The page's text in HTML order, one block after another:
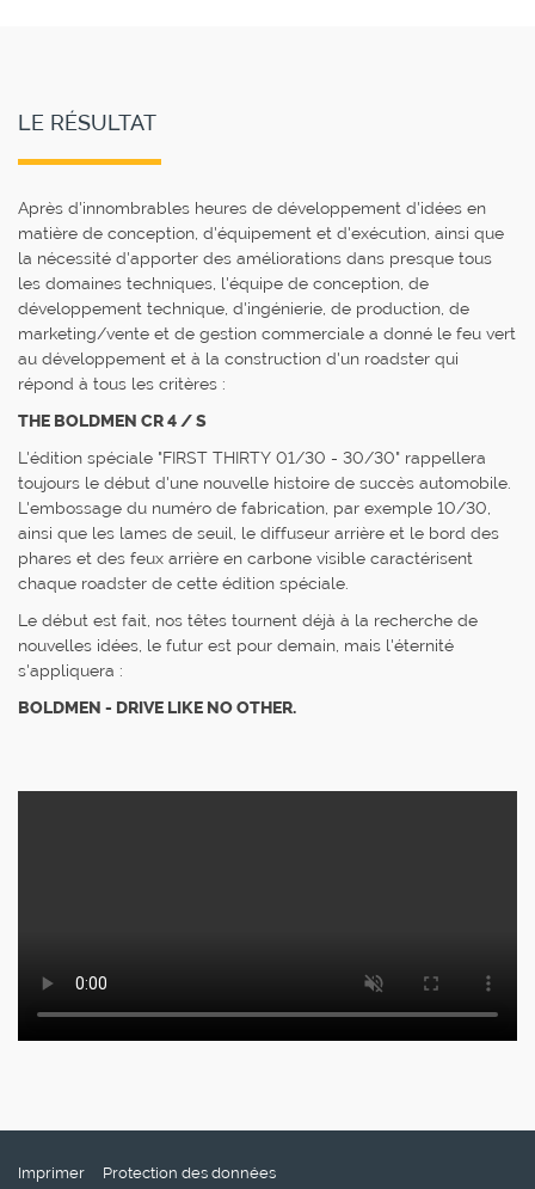
LE RÉSULTAT
Après d'innombrables heures de développement d'idées en
matière de conception, d'équipement et d'exécution, ainsi que
la nécessité d'apporter des améliorations dans presque tous
les domaines techniques, l'équipe de conception, de
développement technique, d'ingénierie, de production, de
marketing/vente et de gestion commerciale a donné le feu vert
au développement et à la construction d'un roadster qui
répond à tous les critères :
THE BOLDMEN CR 4 / S
L'édition spéciale "FIRST THIRTY 01/30 - 30/30" rappellera
toujours le début d'une nouvelle histoire de succès automobile.
L'embossage du numéro de fabrication, par exemple 10/30,
ainsi que les lames de seuil, le diffuseur arrière et le bord des
phares et des feux arrière en carbone visible caractérisent
chaque roadster de cette édition spéciale.
Le début est fait, nos têtes tournent déjà à la recherche de
nouvelles idées, le futur est pour demain, mais l'éternité
s'appliquera :
BOLDMEN - DRIVE LIKE NO OTHER.
Imprimer Protection des données